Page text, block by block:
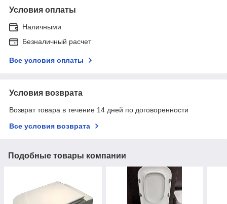
Условия оплаты
Наличными
Безналичный расчет
Все условия оплаты
Условия возврата
Возврат товара в течение 14 дней по договоренности
Все условия возврата
Подобные товары компании